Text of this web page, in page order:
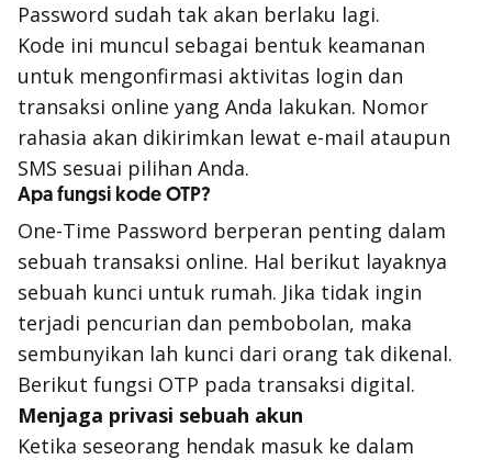
Password sudah tak akan berlaku lagi.
Kode ini muncul sebagai bentuk keamanan
untuk mengonfirmasi aktivitas login dan
transaksi online yang Anda lakukan. Nomor
rahasia akan dikirimkan lewat e-mail ataupun
SMS sesuai pilihan Anda.
Apa fungsi kode OTP?
One-Time Password berperan penting dalam
sebuah transaksi online. Hal berikut layaknya
sebuah kunci untuk rumah. Jika tidak ingin
terjadi pencurian dan pembobolan, maka
sembunyikan lah kunci dari orang tak dikenal.
Berikut fungsi OTP pada transaksi digital.
Menjaga privasi sebuah akun
Ketika seseorang hendak masuk ke dalam